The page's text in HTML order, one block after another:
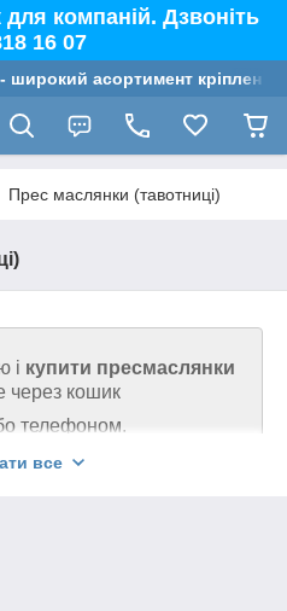
компаній. Дзвоніть
16 07
широкий асортимент
Прес маслянки (тавотниці)
і купити пресмаслянки
через кошик
телефоном.
все